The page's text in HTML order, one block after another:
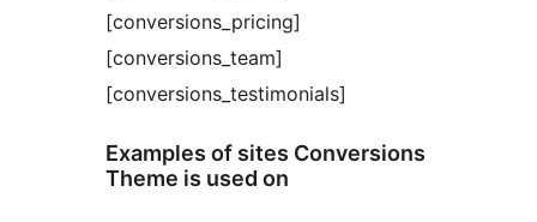
[conversions_pricing]
[conversions_team]
[conversions_testimonials]
Examples of sites Conversions
Theme is used on